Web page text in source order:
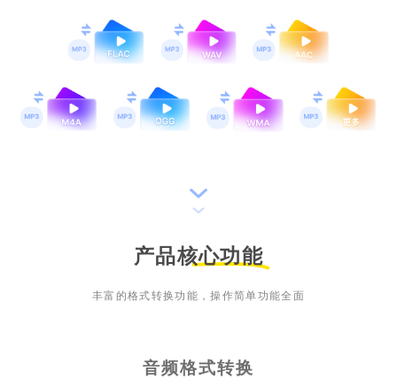
产品核心功能
丰富的格式转换功能，操作简单功能全面
音频格式转换